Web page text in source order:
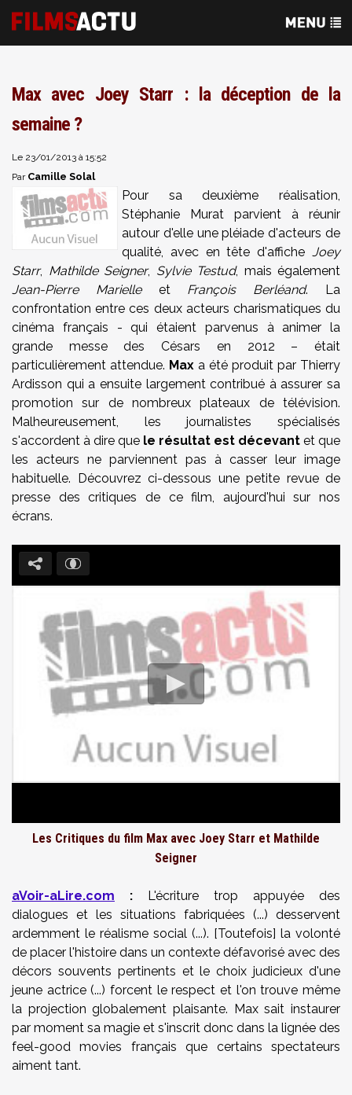
Max avec Joey Starr : la déception de la
semaine ?
Le 23/01/2013 à 15:52
Par Camille Solal
Pour sa deuxième réalisation,
Stéphanie Murat parvient à réunir
autour d'elle une pléiade d'acteurs de
qualité, avec en tête d'affiche Joey
Starr, Mathilde Seigner, Sylvie Testud, mais également
Jean-Pierre Marielleet François Berléand. La
confrontation entre ces deux acteurs charismatiques du
cinéma français - qui étaient parvenus à animer la
grande messe des Césars en 2012 – était
particulièrement attendue. Max a été produit par Thierry
Ardisson qui a ensuite largement contribué à assurer sa
promotion sur de nombreux plateaux de télévision.
Malheureusement, les journalistes spécialisés
s'accordent à dire que le résultat est décevant et que
les acteurs ne parviennent pas à casser leur image
habituelle. Découvrez ci-dessous une petite revue de
presse des critiques de ce film, aujourd'hui sur nos
écrans.
Les Critiques du film Max avec Joey Starr et Mathilde
Seigner
aVoir-aLire.com : L'écriture trop appuyée des
dialogues et les situations fabriquées (...) desservent
ardemment le réalisme social (...). [Toutefois] la volonté
de placer l'histoire dans un contexte défavorisé avec des
décors souvents pertinents et le choix judicieux d'une
jeune actrice (...) forcent le respect et l'on trouve même
la projection globalement plaisante. Max sait instaurer
par moment sa magie et s'inscrit donc dans la lignée des
feel-good movies français que certains spectateurs
aiment tant.